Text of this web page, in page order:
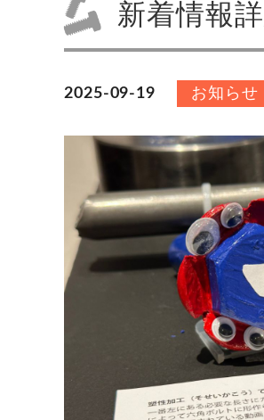
新着情報
2025-09-19 お知らせ